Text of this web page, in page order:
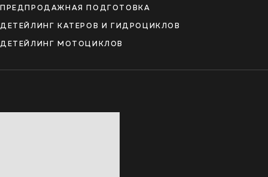
ПРЕДПРОДАЖНАЯ ПОДГОТОВКА
ДЕТЕЙЛИНГ КАТЕРОВ И ГИДРОЦИКЛОВ
ДЕТЕЙЛИНГ МОТОЦИКЛОВ